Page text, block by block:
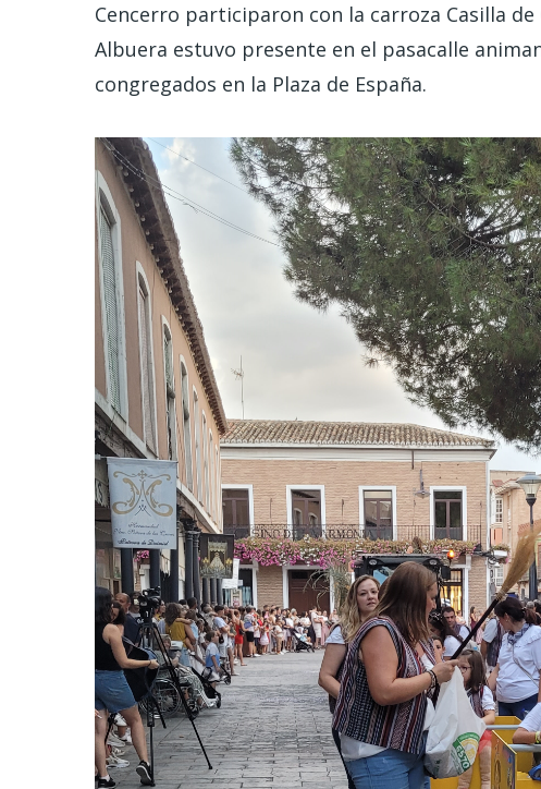
Cencerro participaron con la carroza Casilla
Albuera estuvo presente en el pasacalle
congregados en la Plaza de España.